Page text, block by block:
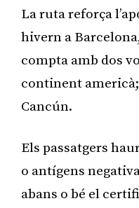
La ruta reforça
hivern a
compta amb dos
continent
Cancún.
Els passatgers
o antígens
abans o bé el